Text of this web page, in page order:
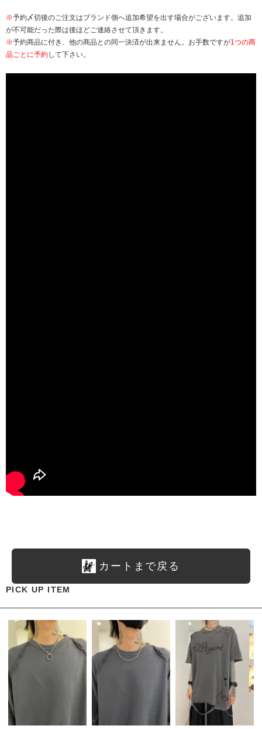
※予約〆切後のご注文はブランド側へ追加希望を出す場合がございます。追加
が不可能だった際は後ほどご連絡させて頂きます。
※予約商品に付き、他の商品との同一決済が出来ません。お手数ですが1つの商
品ごとに予約して下さい。
カートまで戻る
PICK UP ITEM